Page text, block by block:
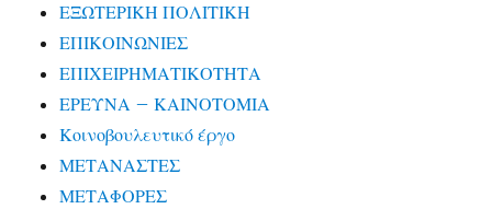
ΕΞΩΤΕΡΙΚΗ ΠΟΛΙΤΙΚΗ
ΕΠΙΚΟΙΝΩΝΙΕΣ
ΕΠΙΧΕΙΡΗΜΑΤΙΚΟΤΗΤΑ
ΕΡΕΥΝΑ – ΚΑΙΝΟΤΟΜΙΑ
Κοινοβουλευτικό έργο
ΜΕΤΑΝΑΣΤΕΣ
ΜΕΤΑΦΟΡΕΣ